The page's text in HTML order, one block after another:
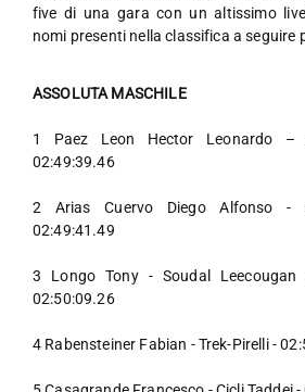
five di una gara con un altissimo
nomi presenti nella classifica a seguire
ASSOLUTA MASCHILE
1 Paez Leon Hector Leonardo –
02:49:39.46
2 Arias Cuervo Diego Alfonso -
02:49:41.49
3 Longo Tony - Soudal
02:50:09.26
4 Rabensteiner Fabian - Trek-Pirelli -